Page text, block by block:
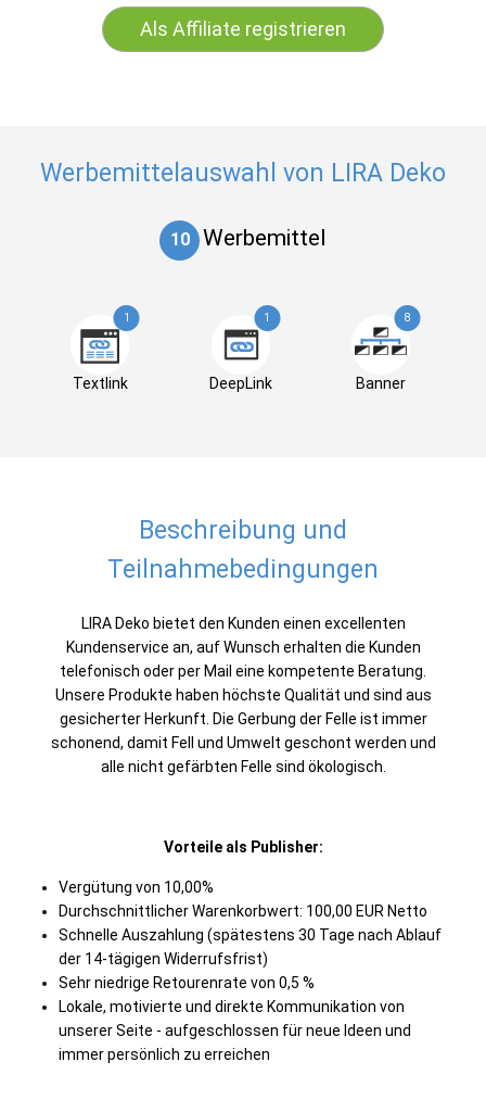
Als Affiliate registrieren
Werbemittelauswahl von LIRA Deko
10 Werbemittel
1
Textlink
1
DeepLink
8
Banner
Beschreibung und
Teilnahmebedingungen
LIRA Deko bietet den Kunden einen excellenten
Kundenservice an, auf Wunsch erhalten die Kunden
telefonisch oder per Mail eine kompetente Beratung.
Unsere Produkte haben höchste Qualität und sind aus
gesicherter Herkunft. Die Gerbung der Felle ist immer
schonend, damit Fell und Umwelt geschont werden und
alle nicht gefärbten Felle sind ökologisch.
Vorteile als Publisher:
Vergütung von 10,00%
Durchschnittlicher Warenkorbwert: 100,00 EUR Netto
Schnelle Auszahlung (spätestens 30 Tage nach Ablauf
der 14-tägigen Widerrufsfrist)
Sehr niedrige Retourenrate von 0,5 %
Lokale, motivierte und direkte Kommunikation von
unserer Seite - aufgeschlossen für neue Ideen und
immer persönlich zu erreichen